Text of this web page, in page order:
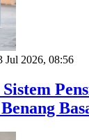
Jul 2026, 08:56